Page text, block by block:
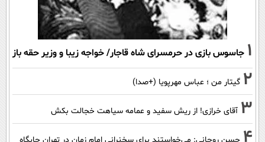
1 جاسوس بازی در حرمسرای شاه قاجار/ خواجه زیبا و وزیر حقه باز
2 گیتار من ؛ عباس مهرپویا (+صدا)
3 آقای خرازی! از ریش سفید و عمامه سیاهت خجالت بکش